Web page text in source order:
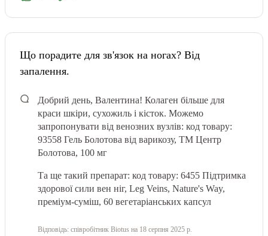
Що порадите для зв'язок на ногах? Від
запалення.
Добрий день, Валентина! Колаген більше для
краси шкіри, сухожиль і кісток. Можемо
запропонувати від венозних вузлів: код товару:
93558 Гель Болотова від варикозу, ТМ Центр
Болотова, 100 мг
Та ще такий препарат: код товару: 6455 Підтримка
здорової сили вен ніг, Leg Veins, Nature's Way,
преміум-суміш, 60 вегетаріанських капсул
Відповідь: співробітник Biotus на 18 серпня 2025 р.